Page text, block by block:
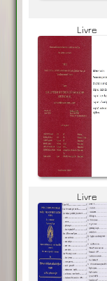
Livre
Livre